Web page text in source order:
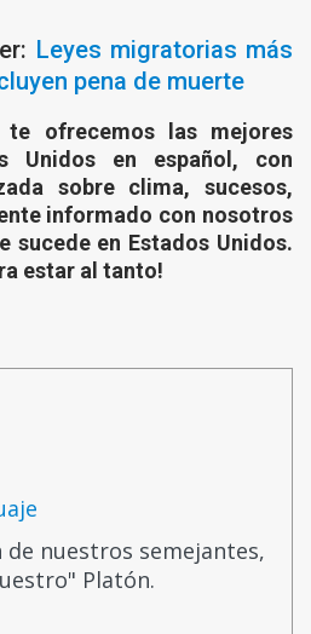
Leyes migratorias más
pena de muerte
te ofrecemos las mejores
Unidos en español, con
sobre clima, sucesos,
informado con nosotros
sucede en Estados Unidos.
estar al tanto!
de nuestros semejantes,
Platón.